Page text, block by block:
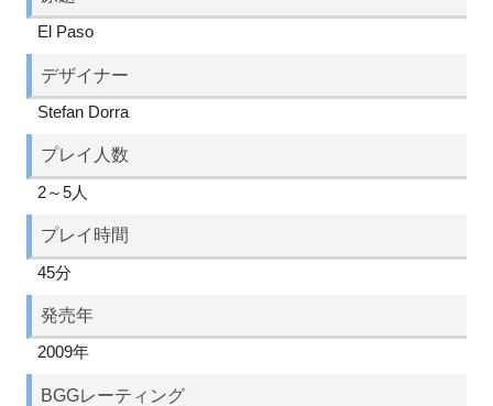
El Paso
デザイナー
Stefan Dorra
プレイ人数
2～5人
プレイ時間
45分
発売年
2009年
BGGレーティング